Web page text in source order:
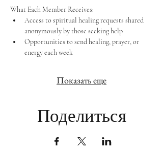
What Each Member Receives:
Access to spiritual healing requests shared
anonymously by those seeking help
Opportunities to send healing, prayer, or
energy each week
Показать еще
Поделиться